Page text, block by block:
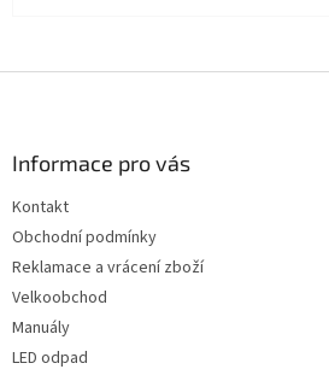
Informace pro vás
Kontakt
Obchodní podmínky
Reklamace a vrácení zboží
Velkoobchod
Manuály
LED odpad